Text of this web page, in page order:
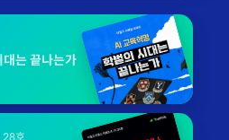
는 끝나는가
28호